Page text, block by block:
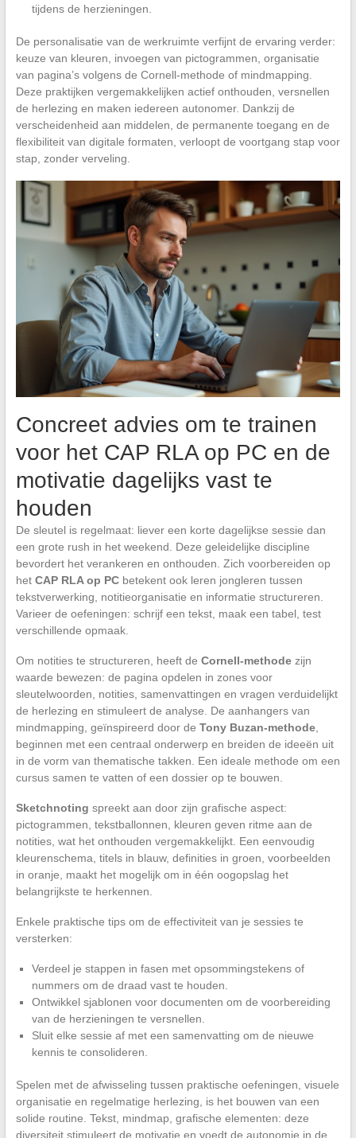
tijdens de herzieningen.
De personalisatie van de werkruimte verfijnt de ervaring verder:
keuze van kleuren, invoegen van pictogrammen, organisatie
van pagina’s volgens de Cornell-methode of mindmapping.
Deze praktijken vergemakkelijken actief onthouden, versnellen
de herlezing en maken iedereen autonomer. Dankzij de
verscheidenheid aan middelen, de permanente toegang en de
flexibiliteit van digitale formaten, verloopt de voortgang stap voor
stap, zonder verveling.
Concreet advies om te trainen
voor het CAP RLA op PC en de
motivatie dagelijks vast te
houden
De sleutel is regelmaat: liever een korte dagelijkse sessie dan
een grote rush in het weekend. Deze geleidelijke discipline
bevordert het verankeren en onthouden. Zich voorbereiden op
het CAP RLA op PCbetekent ook leren jongleren tussen
tekstverwerking, notitieorganisatie en informatie structureren.
Varieer de oefeningen: schrijf een tekst, maak een tabel, test
verschillende opmaak.
Om notities te structureren, heeft de Cornell-methodezijn
waarde bewezen: de pagina opdelen in zones voor
sleutelwoorden, notities, samenvattingen en vragen verduidelijkt
de herlezing en stimuleert de analyse. De aanhangers van
mindmapping, geïnspireerd door de Tony Buzan-methode,
beginnen met een centraal onderwerp en breiden de ideeën uit
in de vorm van thematische takken. Een ideale methode om een
cursus samen te vatten of een dossier op te bouwen.
Sketchnoting spreekt aan door zijn grafische aspect:
pictogrammen, tekstballonnen, kleuren geven ritme aan de
notities, wat het onthouden vergemakkelijkt. Een eenvoudig
kleurenschema, titels in blauw, definities in groen, voorbeelden
in oranje, maakt het mogelijk om in één oogopslag het
belangrijkste te herkennen.
Enkele praktische tips om de effectiviteit van je sessies te
versterken:
Verdeel je stappen in fasen met opsommingstekens of
nummers om de draad vast te houden.
Ontwikkel sjablonen voor documenten om de voorbereiding
van de herzieningen te versnellen.
Sluit elke sessie af met een samenvatting om de nieuwe
kennis te consolideren.
Spelen met de afwisseling tussen praktische oefeningen, visuele
organisatie en regelmatige herlezing, is het bouwen van een
solide routine. Tekst, mindmap, grafische elementen: deze
diversiteit stimuleert de motivatie en voedt de autonomie in de